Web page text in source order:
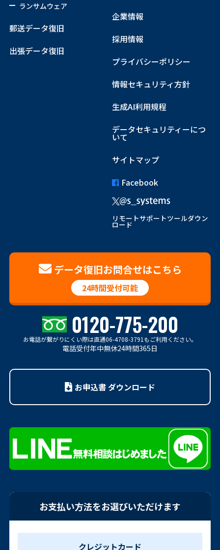
ランサムウェア
郵送データ復旧
出張データ復旧
企業情報
採用情報
プライバシーポリシー
情報セキュリティ方針
生成AI利用規程
データセキュリティーにつ
いて
サイトマップ
Facebook
リモートサポートツールダウン
ロード
データ復旧お問合せはこちら
24時間受付可能
0120-775-200
お電話が繋がりにくい際は直通06-4708-3791もご利用ください。
電話受付年中無休24時間365日
お申込書 ダウンロード
お支払い方法をお選びいただけます
クレジットカード